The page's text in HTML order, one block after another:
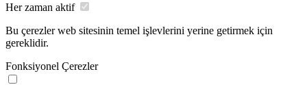
Her zaman aktif
Bu çerezler web sitesinin temel işlevlerini yerine getirmek için
gereklidir.
Fonksiyonel Çerezler